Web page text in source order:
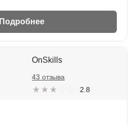
Подробнее
OnSkills
2.8
43 отзыва